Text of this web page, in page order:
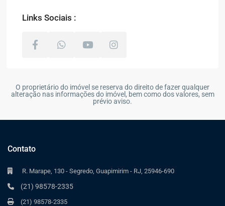
Links Sociais :
O proprietário do imóvel se reserva do direito de fazer qualquer
alteração nas informações do imóvel, bem como dos valores, sem
prévio aviso.
Contato
R. Marape, 130 - Segredo, Guapimirim - RJ, 25946-690
(21) 98578-2335
(21) 98578-2335